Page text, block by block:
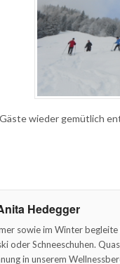
wieder gemütlich
Hedegger
sowie im Winter
oder Schneeschuhen.
in unserem